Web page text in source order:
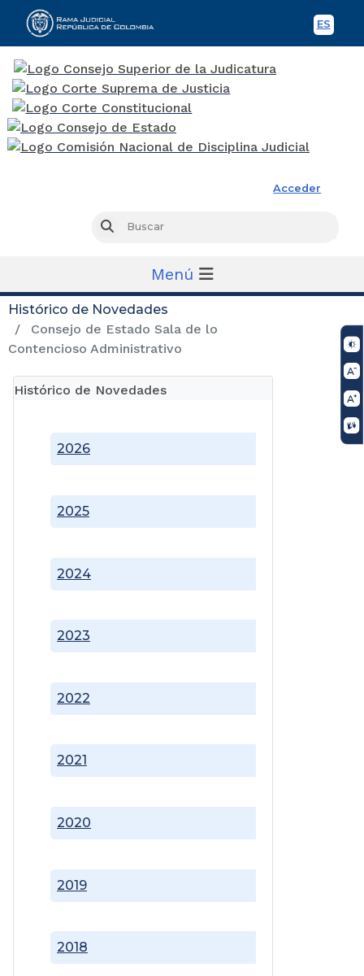
ES
Acceder
Buscar
Menú
Histórico de Novedades
Consejo de Estado Sala de lo
Contencioso Administrativo
Histórico de Novedades
2018
2019
2020
2021
2022
2023
2024
2025
2026